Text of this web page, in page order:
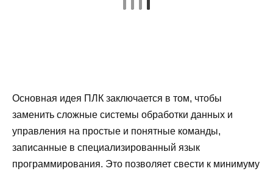
Основная идея ПЛК заключается в том, чтобы
заменить сложные системы обработки данных и
управления на простые и понятные команды,
записанные в специализированный язык
программирования. Это позволяет свести к минимуму